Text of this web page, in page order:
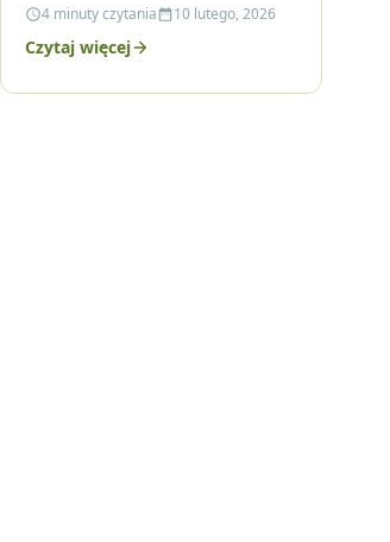
Przeczytaj artykuł, by dowiedzieć
się, jak bezpiecznie…
4 minuty czytania 10 lutego, 2026
Czytaj więcej